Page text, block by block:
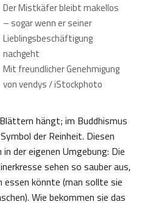
Der Mistkäfer bleibt makellos
– sogar wenn er seiner
Lieblingsbeschäftigung
nachgeht
Mit freundlicher Genehmigung
von vendys / iStockphoto
hängt; im Buddhismus
der Reinheit. Diesen
der eigenen Umgebung: Die
sehen so sauber aus,
essen könnte (man sollte sie
Wie bekommen sie das